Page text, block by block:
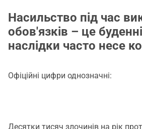
Насильство під час
обов'язків – це
наслідки часто несе
Офіційні цифри однозначні:
Десятки тисяч злочинів на рік